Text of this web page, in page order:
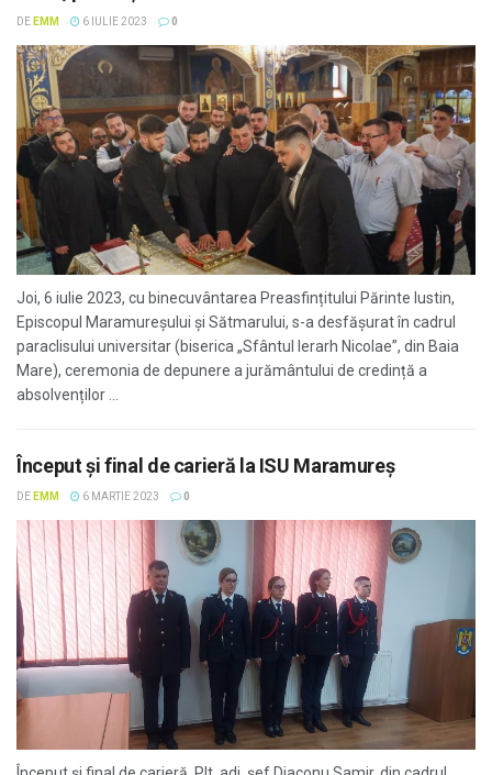
DE EMM 6 IULIE 2023 0
Joi, 6 iulie 2023, cu binecuvântarea Preasfințitului Părinte Iustin,
Episcopul Maramureșului și Sătmarului, s-a desfășurat în cadrul
paraclisului universitar (biserica „Sfântul Ierarh Nicolae”, din Baia
Mare), ceremonia de depunere a jurământului de credință a
absolvenților ...
Început şi final de carieră la ISU Maramureş
DE EMM 6 MARTIE 2023 0